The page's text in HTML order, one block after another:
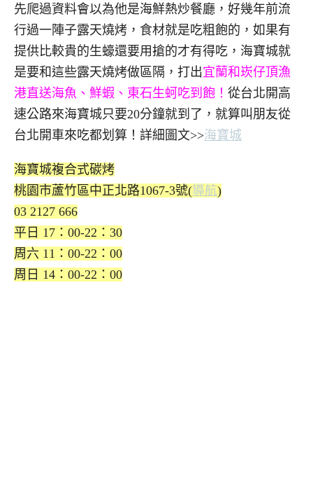
先爬過資料會以為他是海鮮熱炒餐廳，好幾年前流
行過一陣子露天燒烤，食材就是吃粗飽的，如果有
提供比較貴的生蠔還要用搶的才有得吃，海寶城就
是要和這些露天燒烤做區隔，打出宜蘭和崁仔頂漁
港直送海魚、鮮蝦、東石生蚵吃到飽！ 從台北開高
速公路來海寶城只要20分鐘就到了，就算叫朋友從
台北開車來吃都划算！詳細圖文>>海寶城
海寶城複合式碳烤
桃園市蘆竹區中正北路1067-3號(導航)
03 2127 666
平日 17：00-22：30
周六 11：00-22：00
周日 14：00-22：00